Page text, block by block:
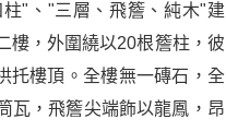
"、"三層、飛簷、純木"建
樓，外圍繞以20根簷柱，彼
托樓頂。全樓無一磚石，全
瓦，飛簷尖端飾以龍鳳，昂